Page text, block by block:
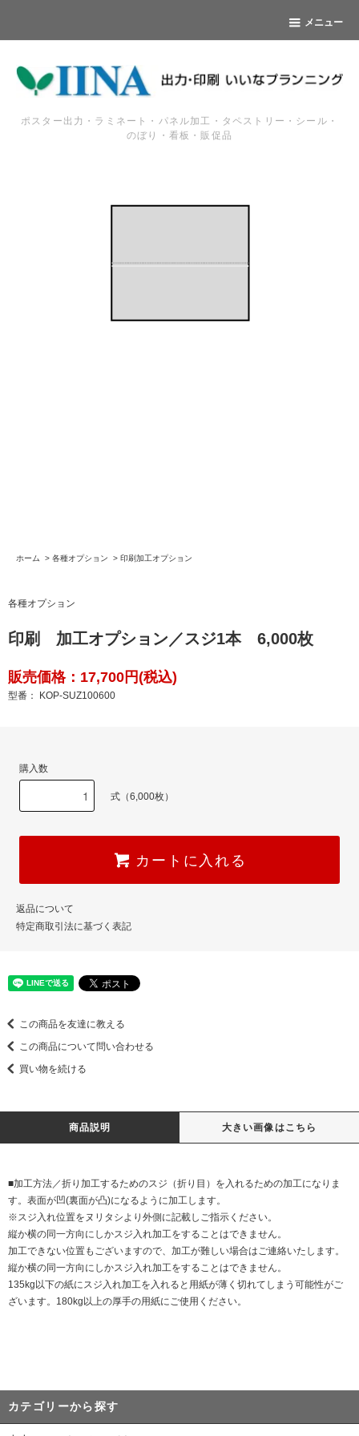
メニュー
ポスター出力・ラミネート・パネル加工・タペストリー・シール・
のぼり・看板・販促品
ホーム > 各種オプション > 印刷加工オプション
各種オプション
印刷 加工オプション／スジ1本 6,000枚
販売価格：17,700円(税込)
型番： KOP-SUZ100600
購入数
式（6,000枚）
カートに入れる
返品について
特定商取引法に基づく表記
この商品を友達に教える
この商品について問い合わせる
買い物を続ける
商品説明 大きい画像はこちら
■加工方法／折り加工するためのスジ（折り目）を入れるための加工になりま
す。表面が凹(裏面が凸)になるように加工します。
※スジ入れ位置をヌリタシより外側に記載しご指示ください。
縦か横の同一方向にしかスジ入れ加工をすることはできません。
加工できない位置もございますので、加工が難しい場合はご連絡いたします。
縦か横の同一方向にしかスジ入れ加工をすることはできません。
135kg以下の紙にスジ入れ加工を入れると用紙が薄く切れてしまう可能性がご
ざいます。180kg以上の厚手の用紙にご使用ください。
カテゴリーから探す